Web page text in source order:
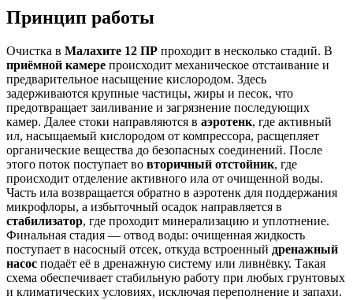
Принцип работы
Очистка в Малахите 12 ПР проходит в несколько стадий. В
приёмной камере происходит механическое отстаивание и
предварительное насыщение кислородом. Здесь
задерживаются крупные частицы, жиры и песок, что
предотвращает заиливание и загрязнение последующих
камер. Далее стоки направляются в аэротенк, где активный
ил, насыщаемый кислородом от компрессора, расщепляет
органические вещества до безопасных соединений. После
этого поток поступает во вторичный отстойник, где
происходит отделение активного ила от очищенной воды.
Часть ила возвращается обратно в аэротенк для поддержания
микрофлоры, а избыточный осадок направляется в
стабилизатор, где проходит минерализацию и уплотнение.
Финальная стадия — отвод воды: очищенная жидкость
поступает в насосный отсек, откуда встроенный дренажный
насос подаёт её в дренажную систему или ливнёвку. Такая
схема обеспечивает стабильную работу при любых грунтовых
и климатических условиях, исключая переполнение и запахи.